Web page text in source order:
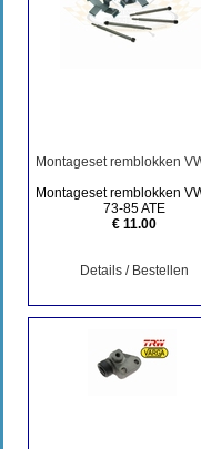
Montageset remblokken
Montageset remblokken
73-85 ATE
€ 11.00
Details / Bestellen